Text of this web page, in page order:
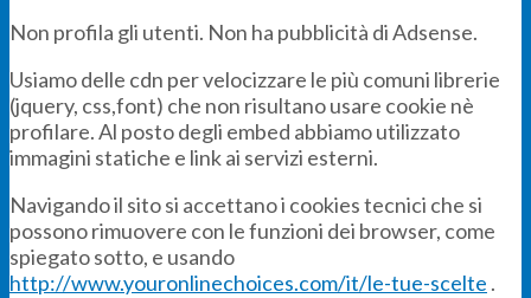
Non profila gli utenti. Non ha pubblicità di Adsense.
Usiamo delle cdn per velocizzare le più comuni librerie
(jquery, css,font) che non risultano usare cookie nè
profilare. Al posto degli embed abbiamo utilizzato
immagini statiche e link ai servizi esterni.
Navigando il sito si accettano i cookies tecnici che si
possono rimuovere con le funzioni dei browser, come
spiegato sotto, e usando
http://www.youronlinechoices.com/it/le-tue-scelte .